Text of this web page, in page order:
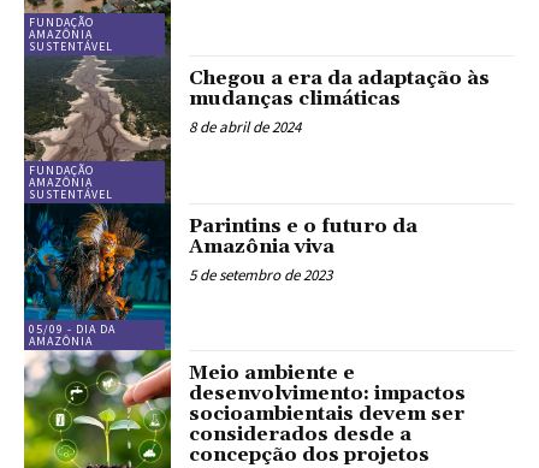
FUNDAÇÃO
AMAZÔNIA
SUSTENTÁVEL
FUNDAÇÃO
AMAZÔNIA
SUSTENTÁVEL
Chegou a era da adaptação às
mudanças climáticas
8 de abril de 2024
05/09 - DIA DA
AMAZÔNIA
Parintins e o futuro da
Amazônia viva
5 de setembro de 2023
Meio ambiente e
desenvolvimento: impactos
socioambientais devem ser
considerados desde a
concepção dos projetos